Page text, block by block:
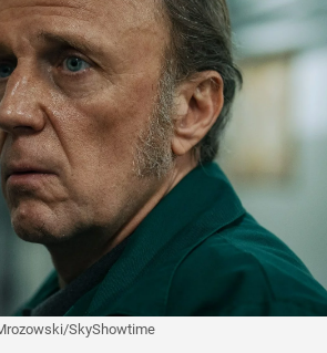
SkyShowtime